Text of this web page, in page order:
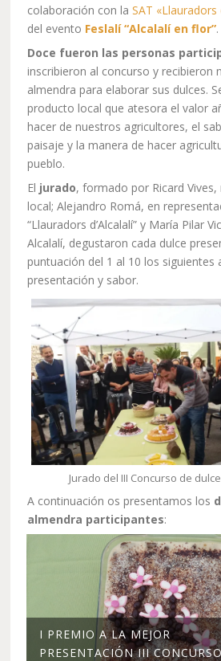
colaboración con laSAT «Llauradors
del evento Feslalí “Alcalalí en flor”.
Doce fueron las personas
inscribieron al concurso y recibieron
almendra para elaborar sus dulces.
producto local que atesora el valor
hacer de nuestros agricultores, el
paisaje y la manera de hacer
pueblo.
El jurado, formado por Ricard
local; Alejandro Romá, en
“Llauradors d’Alcalalí” y María Pilar
Alcalalí, degustaron cada dulce
puntuación del 1 al 10 los siguientes
presentación y sabor.
Jurado del III Concurso de
A continuación os presentamos los
almendra participantes:
I PREMIO A LA MEJOR
PRESENTACIÓN III